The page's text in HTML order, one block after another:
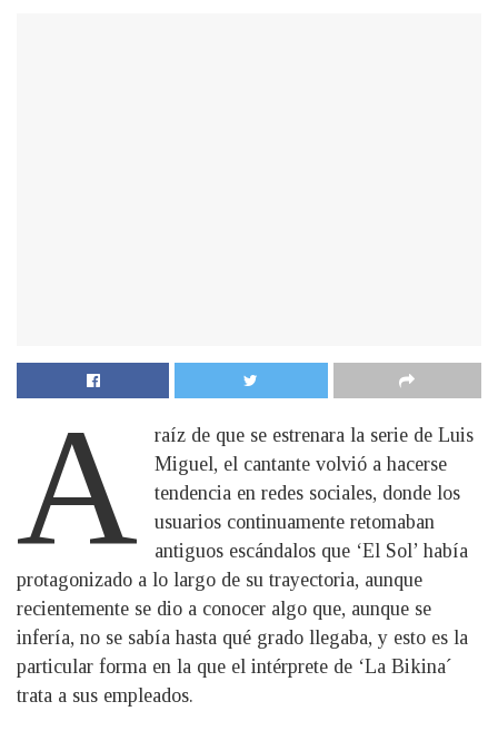
A
raíz de que se estrenara la serie de Luis
Miguel, el cantante volvió a hacerse
tendencia en redes sociales, donde los
usuarios continuamente retomaban
antiguos escándalos que ‘El Sol’ había
protagonizado a lo largo de su trayectoria, aunque
recientemente se dio a conocer algo que, aunque se
infería, no se sabía hasta qué grado llegaba, y esto es la
particular forma en la que el intérprete de ‘La Bikina´
trata a sus empleados.